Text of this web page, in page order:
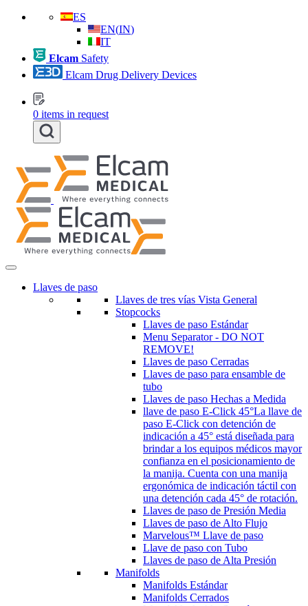
ES
EN(IN)
IT
Elcam Safety
Elcam Drug Delivery Devices
0 items in request
Llaves de paso
Llaves de tres vías Vista General
Stopcocks
Llaves de paso Estándar
Menu Separator - DO NOT
REMOVE!
Llaves de paso Cerradas
Llaves de paso para ensamble de
tubo
Llaves de paso Hechas a Medida
llave de paso E-Click 45°La llave de
paso E-Click con detención de
indicación a 45° está diseñada para
brindar a los equipos médicos mayor
confianza en el posicionamiento de
la manija. Cuenta con una manija
ergonómica de indicación táctil con
una detención cada 45° de rotación.
Llaves de paso de Presión Media
Llaves de paso de Alto Flujo
Marvelous™ Llave de paso
Llave de paso con Tubo
Llaves de paso de Alta Presión
Manifolds
Manifolds Estándar
Manifolds Cerrados